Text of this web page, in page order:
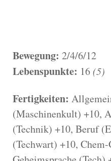
Bewegung: 2/4/6/12
Lebenspunkte: 16 (5)
Fertigkeiten:
(Maschinenkult) +10,
(Technik) +10, Beruf
(Techwart) +10,